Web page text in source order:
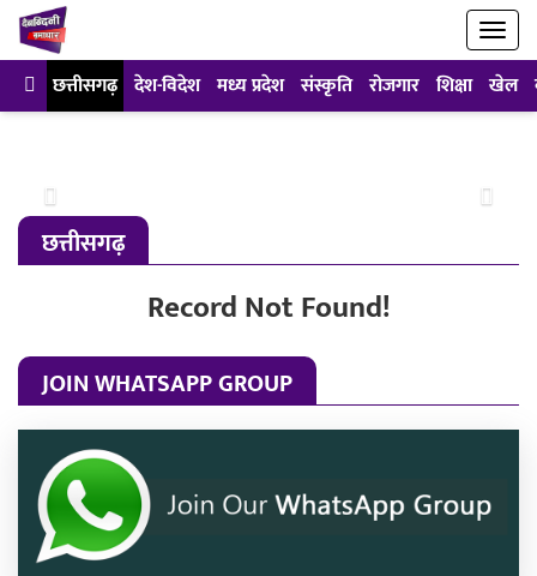
छत्तीसगढ़ देश-विदेश मध्य प्रदेश संस्कृति रोजगार शिक्षा खेल
Previous Next
छत्तीसगढ़
Record Not Found!
JOIN WHATSAPP GROUP